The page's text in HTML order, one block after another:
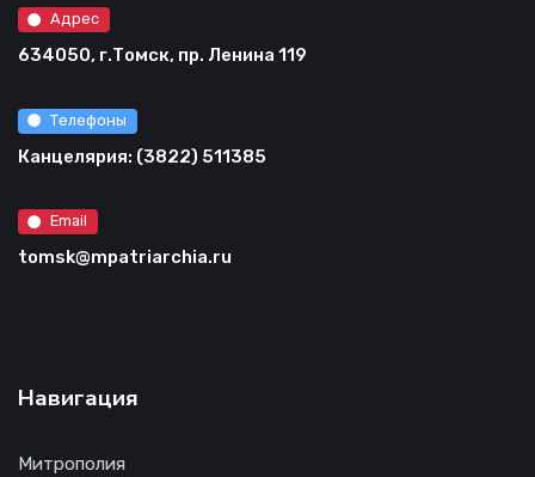
Адрес
634050, г.Томск, пр. Ленина 119
Телефоны
Канцелярия: (3822) 511385
Email
tomsk@mpatriarchia.ru
Навигация
Митрополия